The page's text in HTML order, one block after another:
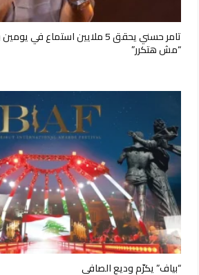
تامر حسني يحقق 5 ملايين استماع
“مش هتكرر”
“بياف” يكرّم وديع الصافي